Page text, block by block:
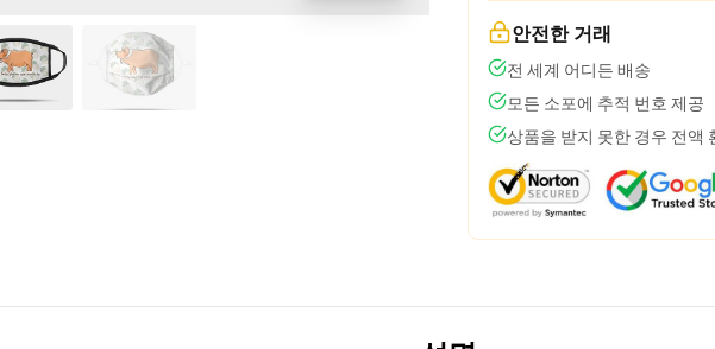
안전한 거래
전 세계 어디든 배송
모든 소포에 추적 번호 제공
상품을 받지 못한 경우 전액